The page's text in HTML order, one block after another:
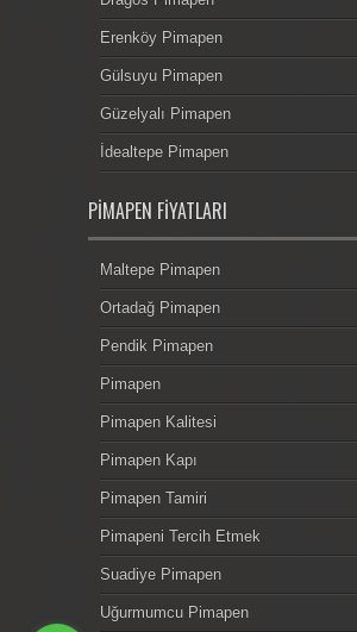
Erenköy Pimapen
Gülsuyu Pimapen
Güzelyalı Pimapen
İdealtepe Pimapen
PIMAPEN FIYATLARI
Maltepe Pimapen
Ortadağ Pimapen
Pendik Pimapen
Pimapen
Pimapen Kalitesi
Pimapen Kapı
Pimapen Tamiri
Pimapeni Tercih Etmek
Suadiye Pimapen
Uğurmumcu Pimapen